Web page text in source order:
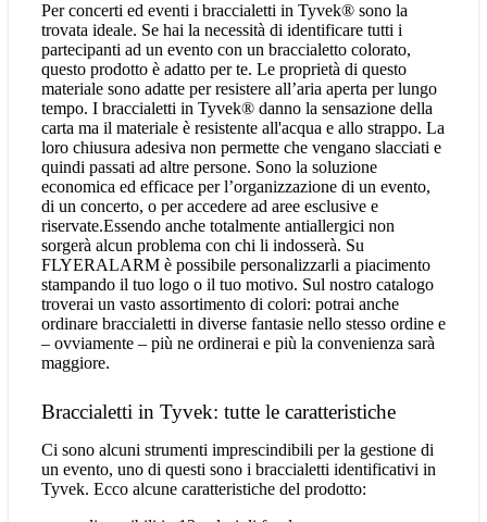
Per concerti ed eventi i braccialetti in Tyvek® sono la
trovata ideale. Se hai la necessità di identificare tutti i
partecipanti ad un evento con un braccialetto colorato,
questo prodotto è adatto per te. Le proprietà di questo
materiale sono adatte per resistere all’aria aperta per lungo
tempo. I braccialetti in Tyvek® danno la sensazione della
carta ma il materiale è resistente all'acqua e allo strappo. La
loro chiusura adesiva non permette che vengano slacciati e
quindi passati ad altre persone. Sono la soluzione
economica ed efficace per l’organizzazione di un evento,
di un concerto, o per accedere ad aree esclusive e
riservate.Essendo anche totalmente antiallergici non
sorgerà alcun problema con chi li indosserà. Su
FLYERALARM è possibile personalizzarli a piacimento
stampando il tuo logo o il tuo motivo. Sul nostro catalogo
troverai un vasto assortimento di colori: potrai anche
ordinare braccialetti in diverse fantasie nello stesso ordine e
– ovviamente – più ne ordinerai e più la convenienza sarà
maggiore.
Braccialetti in Tyvek: tutte le caratteristiche
Ci sono alcuni strumenti imprescindibili per la gestione di
un evento, uno di questi sono i braccialetti identificativi in
Tyvek. Ecco alcune caratteristiche del prodotto: